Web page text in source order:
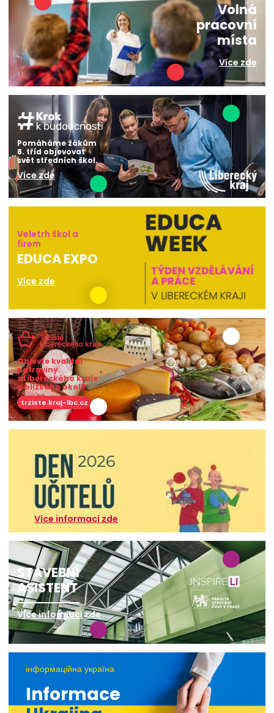
Volná
pracovní
místa
Více zde
Pomáháme žákům
8. tříd objevovat
svět středních škol.
Více zde
Veletrh škol a
firem
EDUCA EXPO
Více zde
Objevte kvalitní
potraviny
z Libereckého kraje
a blízkého okolí!
trziste.kraj-lbc.cz
Více informací zde
STAVEBNÍ
ASISTENT
Více informací zde
інформаційна україна
Informace